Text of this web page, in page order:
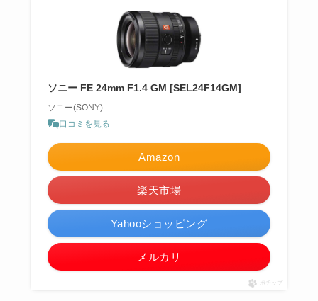
ソニー FE 24mm F1.4 GM [SEL24F14GM]
ソニー(SONY)
口コミを見る
Amazon
楽天市場
Yahooショッピング
メルカリ
ポチップ